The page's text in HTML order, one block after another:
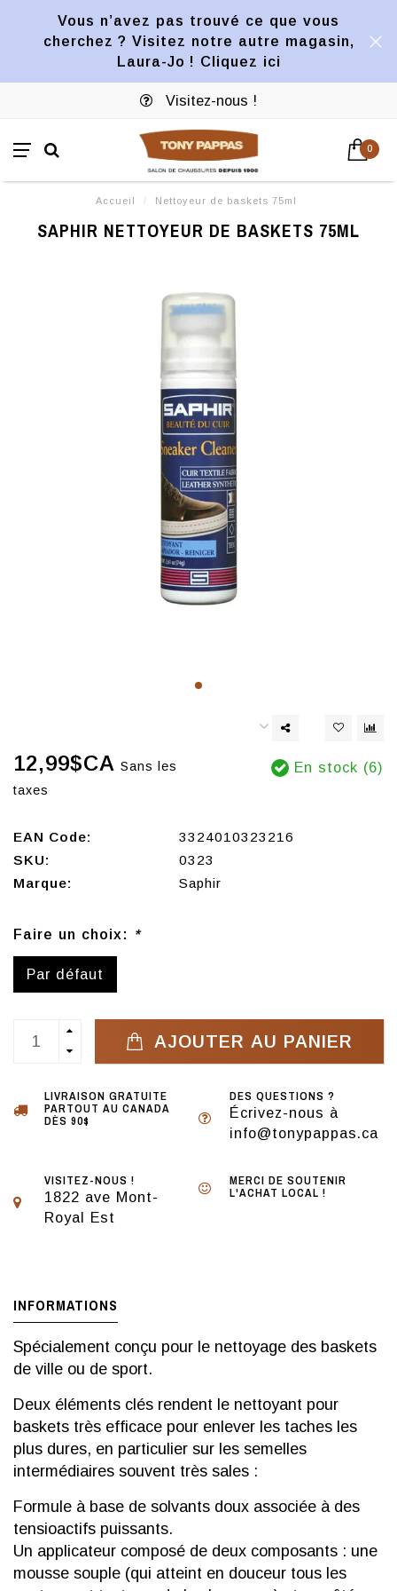
Vous n’avez pas trouvé ce que vous
cherchez ? Visitez notre autre magasin,
Laura-Jo ! Cliquez ici
Visitez-nous !
0
Accueil / Nettoyeur de baskets 75ml
SAPHIR NETTOYEUR DE BASKETS 75ML
12,99$CA Sans les
taxes
En stock (6)
EAN Code:
3324010323216
SKU:
0323
Marque:
Saphir
Faire un choix: *
Par défaut
AJOUTER AU PANIER
LIVRAISON GRATUITE
PARTOUT AU CANADA
DÈS 90$
DES QUESTIONS ?
Écrivez-nous à
info@tonypappas.ca
VISITEZ-NOUS !
1822 ave Mont-
Royal Est
MERCI DE SOUTENIR
L'ACHAT LOCAL !
INFORMATIONS
Spécialement conçu pour le nettoyage des baskets
de ville ou de sport.
Deux éléments clés rendent le nettoyant pour
baskets très efficace pour enlever les taches les
plus dures, en particulier sur les semelles
intermédiaires souvent très sales :
Formule à base de solvants doux associée à des
tensioactifs puissants.
Un applicateur composé de deux composants : une
mousse souple (qui atteint en douceur tous les